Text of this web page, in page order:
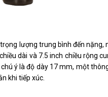
lượng trung bình đến nặng,
dài và 7.5 inch chiều rộng
ý là độ dày 17 mm, một
khi tiếp xúc.